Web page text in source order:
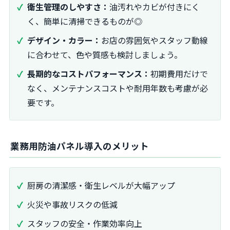
衛生管理のしやすさ： 油汚れやカビが付きにく
く、簡単に清掃できるものが◎
デザイン・カラー： お店の雰囲気やスタッフ動線
に合わせて、色や質感も検討しましょう。
長期的なコストパフォーマンス： 初期費用だけで
なく、メンテナンスコストや耐用年数も考慮が必
要です。
業務用防油パネル導入のメリット
厨房の清潔感・衛生レベルが大幅アップ
火災や事故リスクの低減
スタッフの安全・作業効率向上